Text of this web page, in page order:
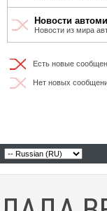
Новости
Новости из мира
Есть новые
Нет новых